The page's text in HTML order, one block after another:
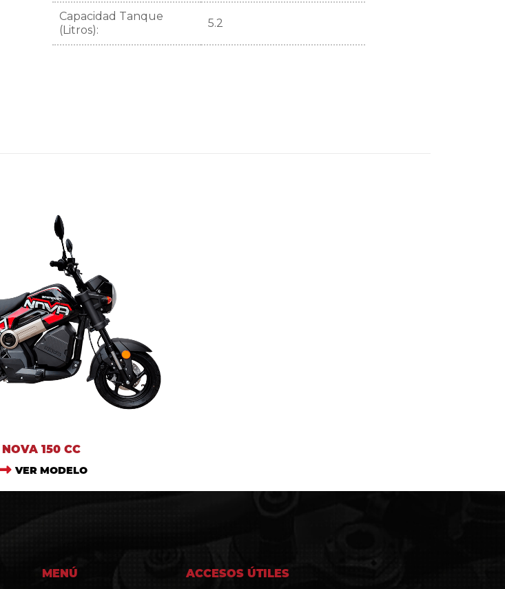
Capacidad Tanque
(Litros):
5.2
NOVA 150 CC
VER MODELO
MENÚ ACCESOS ÚTILES